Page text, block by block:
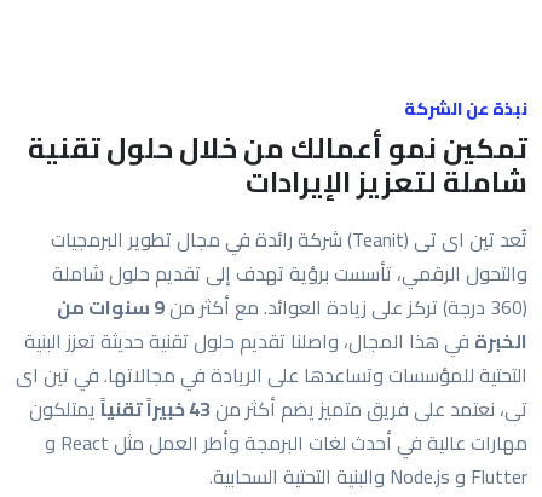
نبذة عن الشركة
تمكين نمو أعمالك من خلال حلول تقنية
شاملة لتعزيز الإيرادات
تُعد تين اى تى (Teanit) شركة رائدة في مجال تطوير البرمجيات
والتحول الرقمي، تأسست برؤية تهدف إلى تقديم حلول شاملة
(360 درجة) تركز على زيادة العوائد. مع أكثر من
9 سنوات من
الخبرة في هذا المجال، واصلنا تقديم حلول تقنية حديثة تعزز البنية
التحتية للمؤسسات وتساعدها على الريادة في مجالاتها. في تين اى
تى، نعتمد على فريق متميز يضم أكثر من43 خبيراً تقنياً
يمتلكون
مهارات عالية في أحدث لغات البرمجة وأطر العمل مثل React و
Flutter و Node.js والبنية التحتية السحابية.